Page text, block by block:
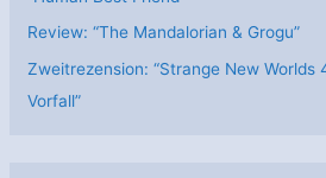
Review: “The Mandalorian & Grogu”
Zweitrezension: “Strange New Worlds
Vorfall”